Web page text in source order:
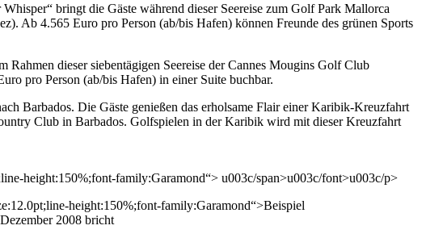
bringt die Gäste während dieser Seereise zum Golf Park Mallorca
Ab 4.565 Euro pro Person (ab/bis Hafen) können Freunde des grünen Sports
dieser siebentägigen Seereise der Cannes Mougins Golf Club
pro Person (ab/bis Hafen) in einer Suite buchbar.
Barbados. Die Gäste genießen das erholsame Flair einer Karibik-Kreuzfahrt
Club in Barbados. Golfspielen in der Karibik wird mit dieser Kreuzfahrt
height:150%;font-family:Garamond“> u003c/span>u003c/font>u003c/p>
height:150%;font-family:Garamond“>Beispiel
2008 bricht